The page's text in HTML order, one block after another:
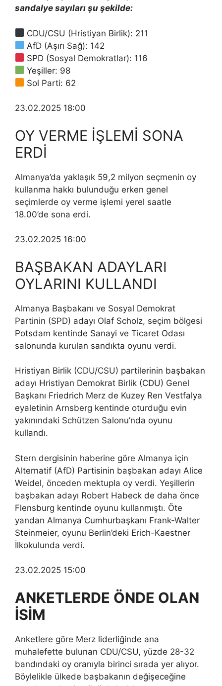
sandalye sayıları şu şekilde:
CDU/CSU (Hristiyan Birlik): 211
AfD (Aşırı Sağ): 142
SPD (Sosyal Demokratlar): 116
Yeşiller: 98
Sol Parti: 62
23.02.2025 18:00
OY VERME İŞLEMİ SONA
ERDİ
Almanya’da yaklaşık 59,2 milyon seçmenin oy
kullanma hakkı bulunduğu erken genel
seçimlerde oy verme işlemi yerel saatle
18.00’de sona erdi.
23.02.2025 16:00
BAŞBAKAN ADAYLARI
OYLARINI KULLANDI
Almanya Başbakanı ve Sosyal Demokrat
Partinin (SPD) adayı Olaf Scholz, seçim bölgesi
Potsdam kentinde Sanayi ve Ticaret Odası
salonunda kurulan sandıkta oyunu verdi.
Hristiyan Birlik (CDU/CSU) partilerinin başbakan
adayı Hristiyan Demokrat Birlik (CDU) Genel
Başkanı Friedrich Merz de Kuzey Ren Vestfalya
eyaletinin Arnsberg kentinde oturduğu evin
yakınındaki Schützen Salonu’nda oyunu
kullandı.
Stern dergisinin haberine göre Almanya için
Alternatif (AfD) Partisinin başbakan adayı Alice
Weidel, önceden mektupla oy verdi. Yeşillerin
başbakan adayı Robert Habeck de daha önce
Flensburg kentinde oyunu kullanmıştı. Öte
yandan Almanya Cumhurbaşkanı Frank-Walter
Steinmeier, oyunu Berlin’deki Erich-Kaestner
İlkokulunda verdi.
23.02.2025 15:00
ANKETLERDE ÖNDE OLAN
İSİM
Anketlere göre Merz liderliğinde ana
muhalefette bulunan CDU/CSU, yüzde 28-32
bandındaki oy oranıyla birinci sırada yer alıyor.
Böylelikle ülkede başbakanın değişeceğine